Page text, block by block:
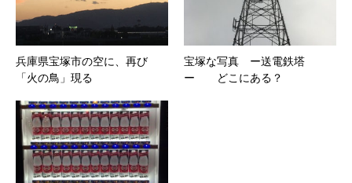
兵庫県宝塚市の空に、再び
「火の鳥」現る
宝塚な写真 ー送電鉄塔
ー どこにある？